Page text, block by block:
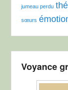
jumeau perdu
sœurs
Voyance